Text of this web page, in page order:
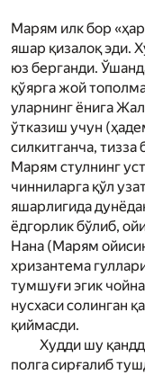
Мар­ям илк бор
яшар қизалоқ эди.
юз берганди.
қўярга жой
уларнинг ёнига
ўтказиш учун
силкитганча,
Мар­ям стулнинг
чинниларга қўл
яшарлигида
ёдгорлик бўлиб,
Нана (Мар­ям
хризантема
тумшуғи эгик
нусхаси солинган
қиймасди.
Худди шу
полга сирғалиб